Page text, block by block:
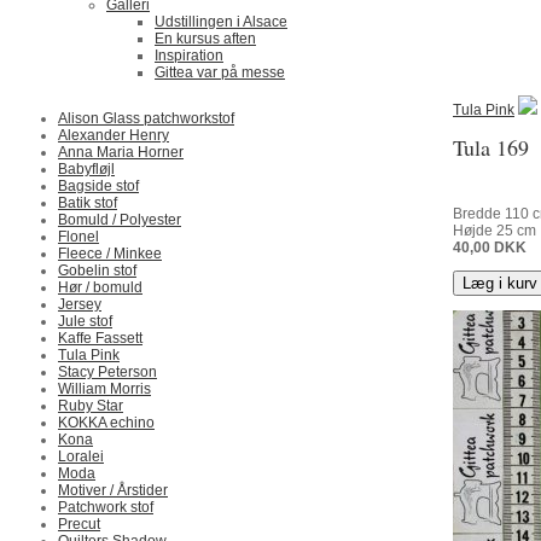
Galleri
Udstillingen i Alsace
En kursus aften
Inspiration
Gittea var på messe
Alison Glass patchworkstof
Alexander Henry
Anna Maria Horner
Babyfløjl
Bagside stof
Batik stof
Bomuld / Polyester
Flonel
Fleece / Minkee
Gobelin stof
Hør / bomuld
Jersey
Jule stof
Kaffe Fassett
Tula Pink
Stacy Peterson
William Morris
Ruby Star
KOKKA echino
Kona
Loralei
Moda
Motiver / Årstider
Patchwork stof
Precut
Tula Pink
Tula 169
Bredde 110
Højde 25 cm
40,00 DKK
Læg i kurv